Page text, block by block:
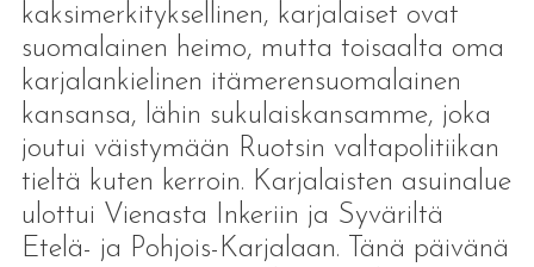
kaksimerkityksellinen, karjalaiset ovat
suomalainen heimo, mutta toisaalta oma
karjalankielinen itämerensuomalainen
kansansa, lähin sukulaiskansamme, joka
joutui väistymään Ruotsin valtapolitiikan
tieltä kuten kerroin. Karjalaisten asuinalue
ulottui Vienasta Inkeriin ja Syväriltä
Etelä- ja Pohjois-Karjalaan. Tänä päivänä